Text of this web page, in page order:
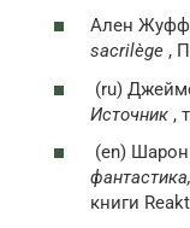
Ален
sacrilège ,
(ru)
Источник ,
(en)
книги